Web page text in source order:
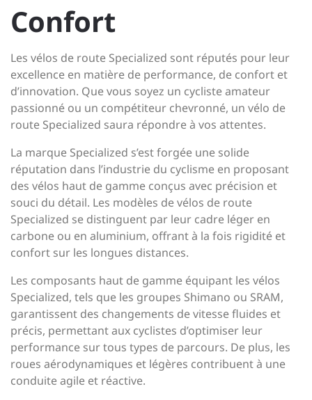
Confort
Les vélos de route Specialized sont réputés pour leur
excellence en matière de performance, de confort et
d’innovation. Que vous soyez un cycliste amateur
passionné ou un compétiteur chevronné, un vélo de
route Specialized saura répondre à vos attentes.
La marque Specialized s’est forgée une solide
réputation dans l’industrie du cyclisme en proposant
des vélos haut de gamme conçus avec précision et
souci du détail. Les modèles de vélos de route
Specialized se distinguent par leur cadre léger en
carbone ou en aluminium, offrant à la fois rigidité et
confort sur les longues distances.
Les composants haut de gamme équipant les vélos
Specialized, tels que les groupes Shimano ou SRAM,
garantissent des changements de vitesse fluides et
précis, permettant aux cyclistes d’optimiser leur
performance sur tous types de parcours. De plus, les
roues aérodynamiques et légères contribuent à une
conduite agile et réactive.